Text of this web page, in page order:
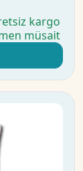
kargo
müsait